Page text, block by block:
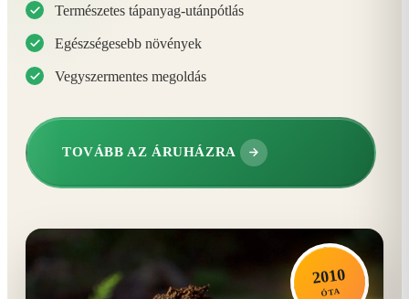
Természetes tápanyag-utánpótlás
Egészségesebb növények
Vegyszermentes megoldás
TOVÁBB AZ ÁRUHÁZRA
2010
ÓTA